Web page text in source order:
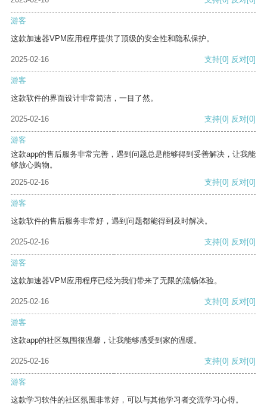
游客
这款加速器VPM应用程序提供了顶级的安全性和隐私保护。
2025-02-16 支持[0] 反对[0]
游客
这款软件的界面设计非常简洁，一目了然。
2025-02-16 支持[0] 反对[0]
游客
这款app的售后服务非常完善，遇到问题总是能够得到妥善解决，让我能
够放心购物。
2025-02-16
支持[0] 反对[0]
游客
这款软件的售后服务非常好，遇到问题都能得到及时解决。
2025-02-16 支持[0] 反对[0]
游客
这款加速器VPM应用程序已经为我们带来了无限的流畅体验。
2025-02-16 支持[0] 反对[0]
游客
这款app的社区氛围很温馨，让我能够感受到家的温暖。
2025-02-16 支持[0] 反对[0]
游客
这款学习软件的社区氛围非常好，可以与其他学习者交流学习心得。